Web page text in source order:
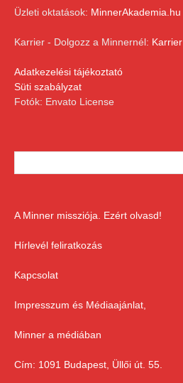
Üzleti oktatások: MinnerAkademia.hu
Karrier - Dolgozz a Minnernél: Karrier
Adatkezelési tájékoztató
Süti szabályzat
Fotók: Envato License
A Minner missziója. Ezért olvasd!
Hírlevél feliratkozás
Kapcsolat
Impresszum és Médiaajánlat,
Minner a médiában
Cím: 1091 Budapest, Üllői út. 55.